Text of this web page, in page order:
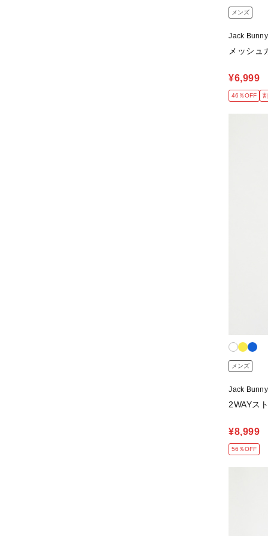
メンズ
Jack
メッシュ
¥6,999
46％OFF
メンズ
Jack
2WAYス
¥8,999
56％OFF